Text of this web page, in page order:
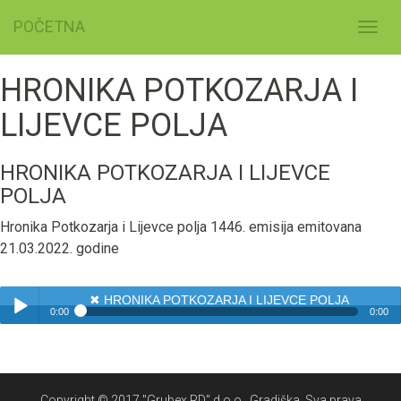
POČETNA
HRONIKA POTKOZARJA I
LIJEVCE POLJA
HRONIKA POTKOZARJA I LIJEVCE
POLJA
Hronika Potkozarja i Lijevce polja 1446. emisija emitovana
21.03.2022. godine
✖ HRONIKA POTKOZARJA I LIJEVCE POLJA
0:00 0:00